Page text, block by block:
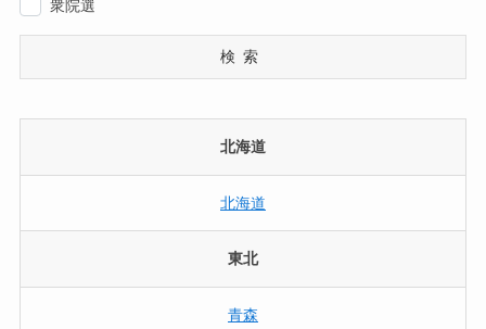
衆院選
検索
北海道
北海道
東北
青森